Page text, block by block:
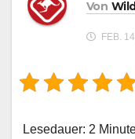
Von
FEB.
Lesedauer: 2